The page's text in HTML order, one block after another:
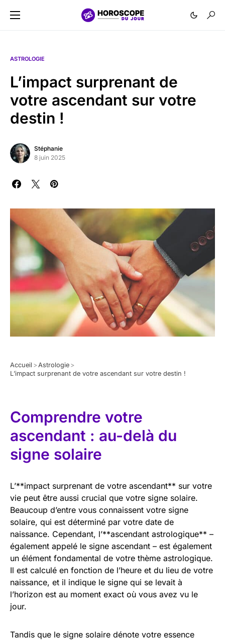
ASTROLOGIE
L’impact surprenant de
votre ascendant sur votre
destin !
Stéphanie
8 juin 2025
Accueil >Astrologie >
L’impact surprenant de votre ascendant sur votre destin !
Comprendre votre
ascendant : au-delà du
signe solaire
L’**impact surprenant de votre ascendant** sur votre
vie peut être aussi crucial que votre signe solaire.
Beaucoup d’entre vous connaissent votre signe
solaire, qui est déterminé par votre date de
naissance. Cependant, l’**ascendant astrologique** –
également appelé le signe ascendant – est également
un élément fondamental de votre thème astrologique.
Il est calculé en fonction de l’heure et du lieu de votre
naissance, et il indique le signe qui se levait à
l’horizon est au moment exact où vous avez vu le
jour.
Tandis que le signe solaire dénote votre essence